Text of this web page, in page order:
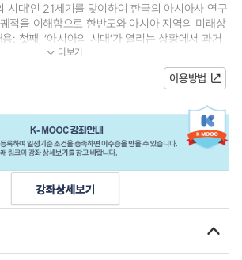
시대’인 21세기를 맞이하여 한국의 아시아사 연구
적을 이해함으로 한반도와 아시아 지역의 미래상
: 첫째, ‘아시아의 시대’가 열리는 상황에서 과거
답습하지...더보기
이용방법